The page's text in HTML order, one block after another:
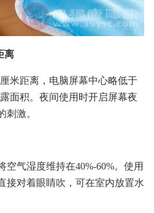
离
米距离，电脑屏幕中心略低于
面积。夜间使用时开启屏幕夜
刺激。
空气湿度维持在40%-60%。使用
接对着眼睛吹，可在室内放置水